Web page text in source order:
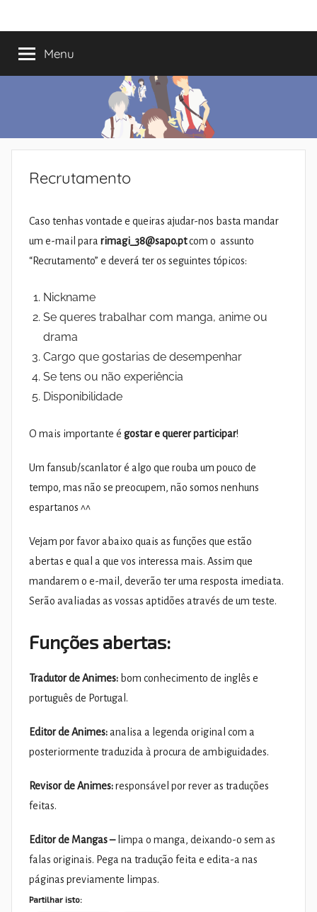
paraMundo
do
anos
a
romances
Menu
Recrutamento
Caso tenhas vontade e queiras ajudar-nos basta mandar
um e-mail para rimagi_38@sapo.ptcom o assunto
“Recrutamento” e deverá ter os seguintes tópicos:
Nickname
Se queres trabalhar com manga, anime ou
drama
Cargo que gostarias de desempenhar
Se tens ou não experiência
Disponibilidade
O mais importante é gostar e querer participar!
Um fansub/scanlator é algo que rouba um pouco de
tempo, mas não se preocupem, não somos nenhuns
espartanos ^^
Vejam por favor abaixo quais as funções que estão
abertas e qual a que vos interessa mais. Assim que
mandarem o e-mail, deverão ter uma resposta imediata.
Serão avaliadas as vossas aptidões através de um teste.
Funções abertas:
Tradutor de Animes: bom conhecimento de inglês e
português de Portugal.
Editor de Animes:analisa a legenda original com a
posteriormente traduzida à procura de ambiguidades.
Revisor de Animes:responsável por rever as traduções
feitas.
Editor de Mangas –limpa o manga, deixando-o sem as
falas originais. Pega na tradução feita e edita-a nas
páginas previamente limpas.
Partilhar isto: